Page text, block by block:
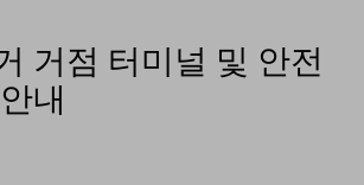
거점 터미널 및 안전
내